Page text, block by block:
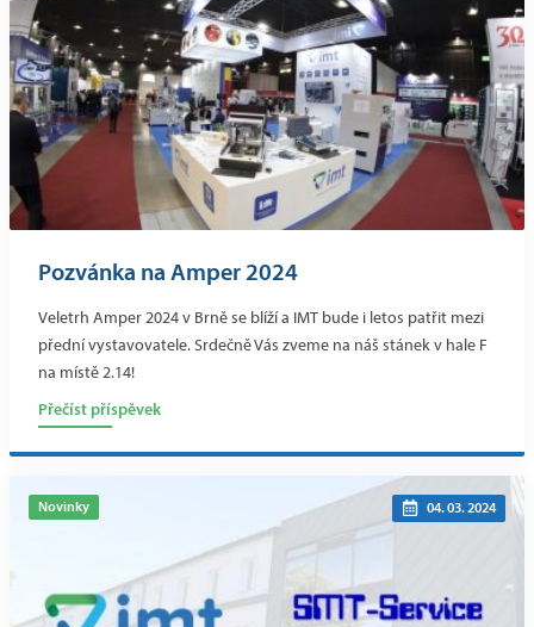
Pozvánka na Amper 2024
Veletrh Amper 2024 v Brně se blíží a IMT bude i letos patřit mezi
přední vystavovatele. Srdečně Vás zveme na náš stánek v hale F
na místě 2.14!
Přečíst příspěvek
Novinky 04. 03. 2024